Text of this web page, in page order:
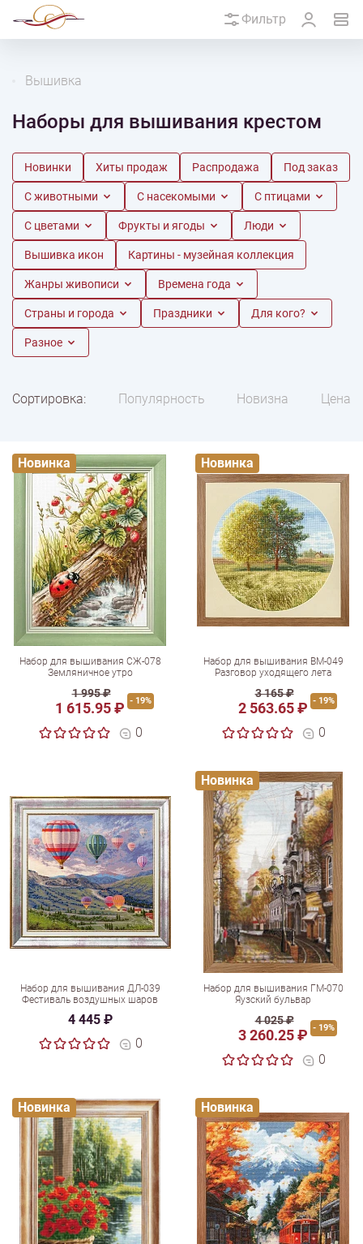
Фильтр
Вышивка
Наборы для вышивания крестом
Новинки Хиты продаж Распродажа Под заказ
С животными С насекомыми С птицами
С цветами Фрукты и ягоды Люди
Вышивка икон Картины - музейная коллекция
Жанры живописи Времена года
Страны и города Праздники Для кого?
Разное
Сортировка: Популярность Новизна Цена
Набор для вышивания СЖ-078
Земляничное утро
1 995 ₽
1 615.95 ₽ - 19%
0
Новинка
Набор для вышивания ВМ-049
Разговор уходящего лета
3 165 ₽
2 563.65 ₽ - 19%
0
Новинка
Набор для вышивания ДЛ-039
Фестиваль воздушных шаров
4 445 ₽
0
Набор для вышивания ГМ-070
Яузский бульвар
4 025 ₽
3 260.25 ₽ - 19%
0
Новинка
Новинка Новинка